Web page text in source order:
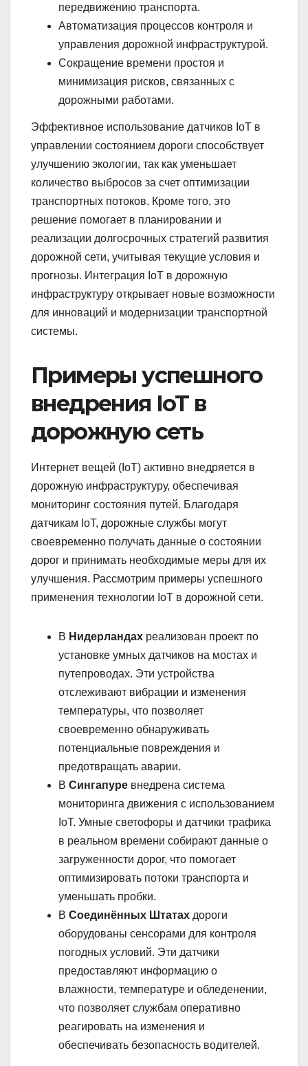
передвижению транспорта.
Автоматизация процессов контроля и
управления дорожной инфраструктурой.
Сокращение времени простоя и
минимизация рисков, связанных с
дорожными работами.
Эффективное использование датчиков IoT в
управлении состоянием дороги способствует
улучшению экологии, так как уменьшает
количество выбросов за счет оптимизации
транспортных потоков. Кроме того, это
решение помогает в планировании и
реализации долгосрочных стратегий развития
дорожной сети, учитывая текущие условия и
прогнозы. Интеграция IoT в дорожную
инфраструктуру открывает новые возможности
для инноваций и модернизации транспортной
системы.
Примеры успешного
внедрения IoT в
дорожную сеть
Интернет вещей (IoT) активно внедряется в
дорожную инфраструктуру, обеспечивая
мониторинг состояния путей. Благодаря
датчикам IoT, дорожные службы могут
своевременно получать данные о состоянии
дорог и принимать необходимые меры для их
улучшения. Рассмотрим примеры успешного
применения технологии IoT в дорожной сети.
В Нидерландах реализован проект по
установке умных датчиков на мостах и
путепроводах. Эти устройства
отслеживают вибрации и изменения
температуры, что позволяет
своевременно обнаруживать
потенциальные повреждения и
предотвращать аварии.
В Сингапуре внедрена система
мониторинга движения с использованием
IoT. Умные светофоры и датчики трафика
в реальном времени собирают данные о
загруженности дорог, что помогает
оптимизировать потоки транспорта и
уменьшать пробки.
В Соединённых Штатах дороги
оборудованы сенсорами для контроля
погодных условий. Эти датчики
предоставляют информацию о
влажности, температуре и обледенении,
что позволяет службам оперативно
реагировать на изменения и
обеспечивать безопасность водителей.